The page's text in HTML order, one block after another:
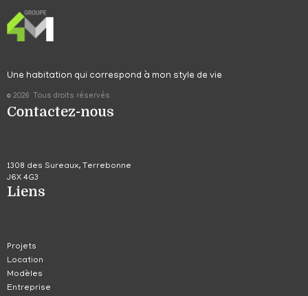
Une habitation qui correspond à mon style de vie
© 2026 Tous droits réservés
Contactez-nous
1308 des Sureaux, Terrebonne
J6X 4G3
Liens
Projets
Location
Modèles
Entreprise